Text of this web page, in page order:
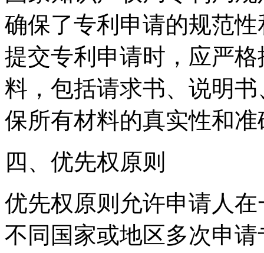
确保了专利申请的规范
提交专利申请时，应严
料，包括请求书、说明
保所有材料的真实性和准
四、优先权原则
优先权原则允许申请人
不同国家或地区多次申